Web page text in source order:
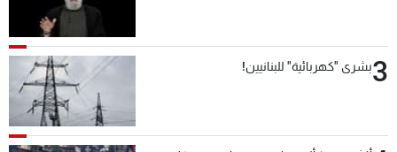
3بشرى "كهربائية" للبنانيين!